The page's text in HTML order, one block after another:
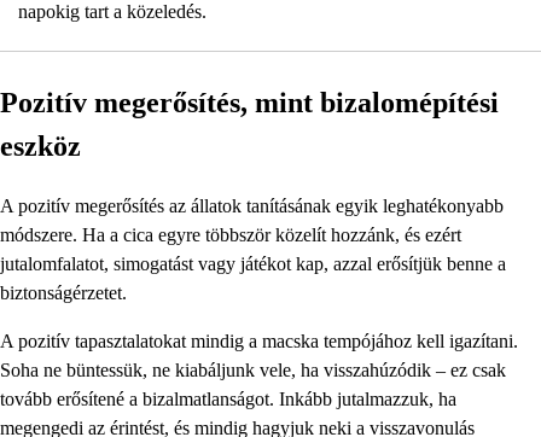
napokig tart a közeledés.
Pozitív megerősítés, mint bizalomépítési
eszköz
A pozitív megerősítés az állatok tanításának egyik leghatékonyabb
módszere. Ha a cica egyre többször közelít hozzánk, és ezért
jutalomfalatot, simogatást vagy játékot kap, azzal erősítjük benne a
biztonságérzetet.
A pozitív tapasztalatokat mindig a macska tempójához kell igazítani.
Soha ne büntessük, ne kiabáljunk vele, ha visszahúzódik – ez csak
tovább erősítené a bizalmatlanságot. Inkább jutalmazzuk, ha
megengedi az érintést, és mindig hagyjuk neki a visszavonulás